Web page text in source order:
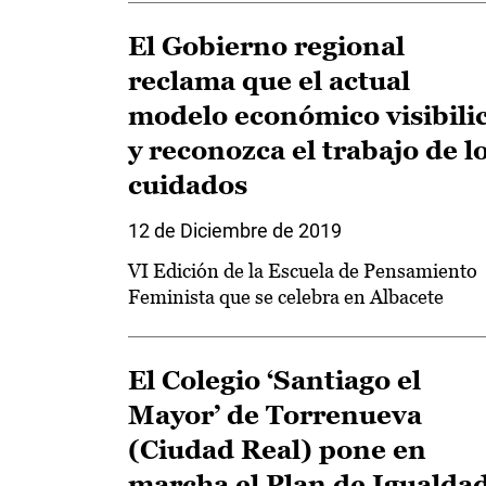
El Gobierno regional
reclama que el actual
modelo económico
y reconozca el trabajo de
cuidados
12 de Diciembre de 2019
VI Edición de la Escuela de Pensamiento
Feminista que se celebra en Albacete
El Colegio ‘Santiago el
Mayor’ de Torrenueva
(Ciudad Real) pone en